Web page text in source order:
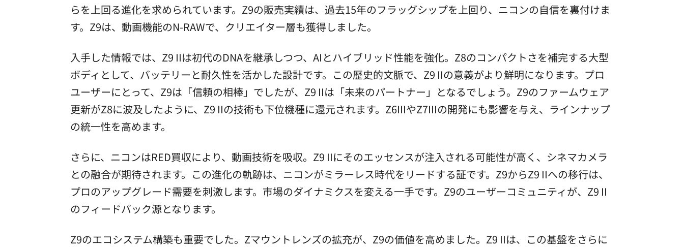
らを上回る進化を求められています。Z9の販売実績は、過去15年のフラッグシップを上回り、ニコンの自信を裏付けま
す。Z9は、動画機能のN-RAWで、クリエイター層も獲得しました。
入手した情報では、Z9 IIは初代のDNAを継承しつつ、AIとハイブリッド性能を強化。Z8のコンパクトさを補完する大型
ボディとして、バッテリーと耐久性を活かした設計です。この歴史的文脈で、Z9 IIの意義がより鮮明になります。プロ
ユーザーにとって、Z9は「信頼の相棒」でしたが、Z9 IIは「未来のパートナー」となるでしょう。Z9のファームウェア
更新がZ8に波及したように、Z9 IIの技術も下位機種に還元されます。Z6IIIやZ7IIIの開発にも影響を与え、ラインナップ
の統一性を高めます。
さらに、ニコンはRED買収により、動画技術を吸収。Z9 IIにそのエッセンスが注入される可能性が高く、シネマカメラ
との融合が期待されます。この進化の軌跡は、ニコンがミラーレス時代をリードする証です。Z9からZ9 IIへの移行は、
プロのアップグレード需要を刺激します。市場のダイナミクスを変える一手です。Z9のユーザーコミュニティが、Z9 II
のフィードバック源となります。
Z9のエコシステム構築も重要でした。Zマウントレンズの拡充が、Z9の価値を高めました。Z9 IIは、この基盤をさらに